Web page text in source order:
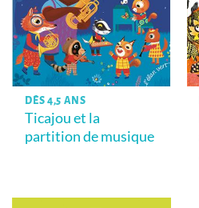
DÈS 4,5 ANS
Ticajou et la
partition de musique